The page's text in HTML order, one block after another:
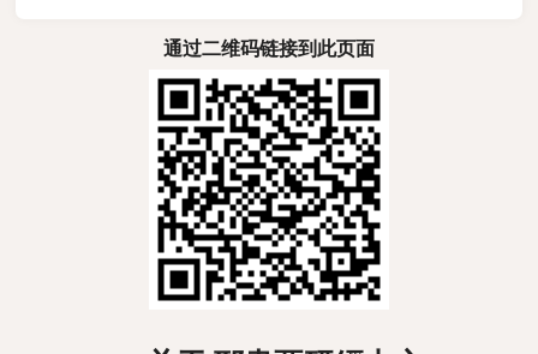
通过二维码链接到此页面